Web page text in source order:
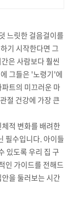
느릿한 걸음걸이를
기 시작한다면 그
은 사람보다 훨씬
그들은 '노령기'에
트의 미끄러운 마
절 건강에 가장 큰
적 변화를 배려한
필수입니다. 아이들
있도록 우리 집 구
인 가이드를 전해드
을 둘러보는 시간